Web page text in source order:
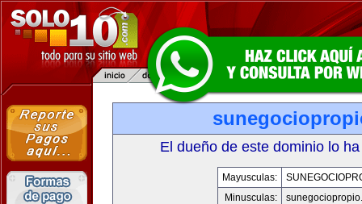
El dueño de este dominio lo
Mayusculas:
Minusculas: